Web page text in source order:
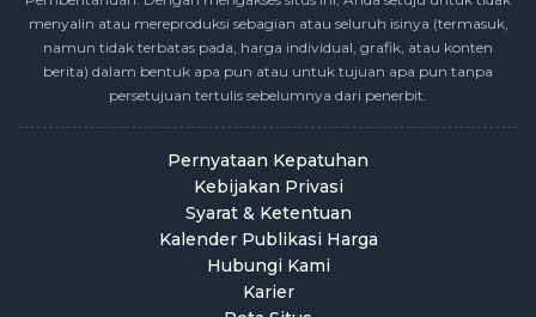
menyalin atau mereproduksi sebagian atau seluruh isinya (termasuk,
namun tidak terbatas pada, harga individual, grafik, atau konten
berita) dalam bentuk apa pun atau untuk tujuan apa pun tanpa
persetujuan tertulis sebelumnya dari penerbit.
Pernyataan Kepatuhan
Kebijakan Privasi
Syarat & Ketentuan
Kalender Publikasi Harga
Hubungi Kami
Karier